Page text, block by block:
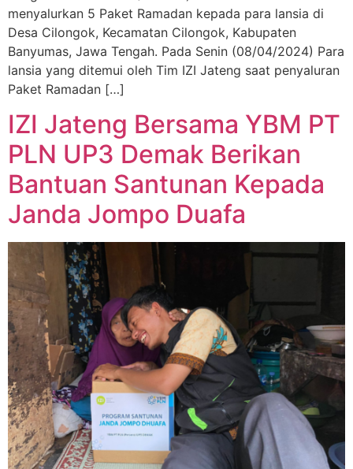
menyalurkan 5 Paket Ramadan kepada para lansia di
Desa Cilongok, Kecamatan Cilongok, Kabupaten
Banyumas, Jawa Tengah. Pada Senin (08/04/2024) Para
lansia yang ditemui oleh Tim IZI Jateng saat penyaluran
Paket Ramadan […]
IZI Jateng Bersama YBM PT
PLN UP3 Demak Berikan
Bantuan Santunan Kepada
Janda Jompo Duafa